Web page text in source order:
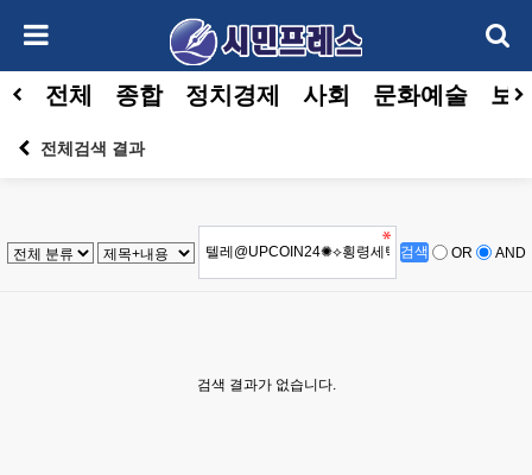
전체 종합 정치경제 사회 문화예술 보
전체검색 결과
OR AND
검색 결과가 없습니다.